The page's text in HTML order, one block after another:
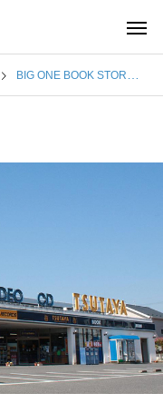
BIG ONE BOOK STORE 今市店